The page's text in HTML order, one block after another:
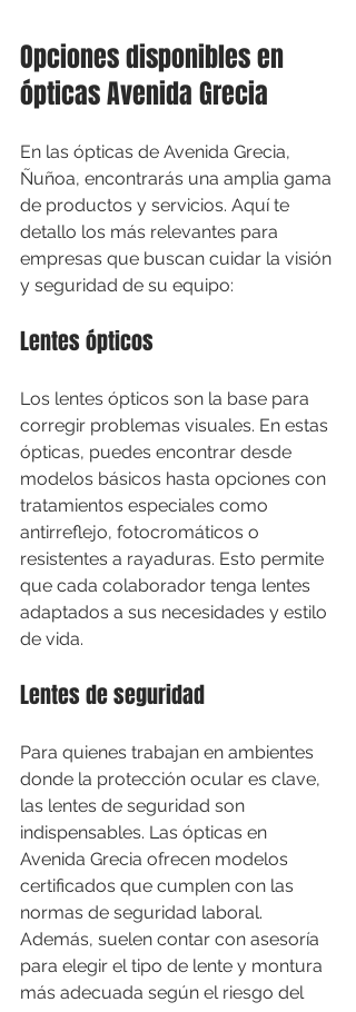
Opciones disponibles en
ópticas Avenida Grecia
En las ópticas de Avenida Grecia,
Ñuñoa, encontrarás una amplia gama
de productos y servicios. Aquí te
detallo los más relevantes para
empresas que buscan cuidar la visión
y seguridad de su equipo:
Lentes ópticos
Los lentes ópticos son la base para
corregir problemas visuales. En estas
ópticas, puedes encontrar desde
modelos básicos hasta opciones con
tratamientos especiales como
antirreflejo, fotocromáticos o
resistentes a rayaduras. Esto permite
que cada colaborador tenga lentes
adaptados a sus necesidades y estilo
de vida.
Lentes de seguridad
Para quienes trabajan en ambientes
donde la protección ocular es clave,
las lentes de seguridad son
indispensables. Las ópticas en
Avenida Grecia ofrecen modelos
certificados que cumplen con las
normas de seguridad laboral.
Además, suelen contar con asesoría
para elegir el tipo de lente y montura
más adecuada según el riesgo del